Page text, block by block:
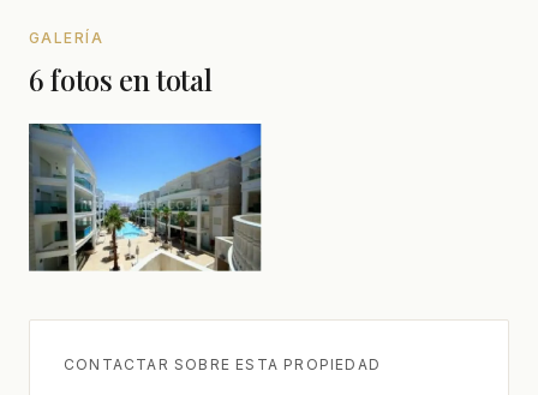
GALERÍA
6 fotos en total
CONTACTAR SOBRE ESTA PROPIEDAD